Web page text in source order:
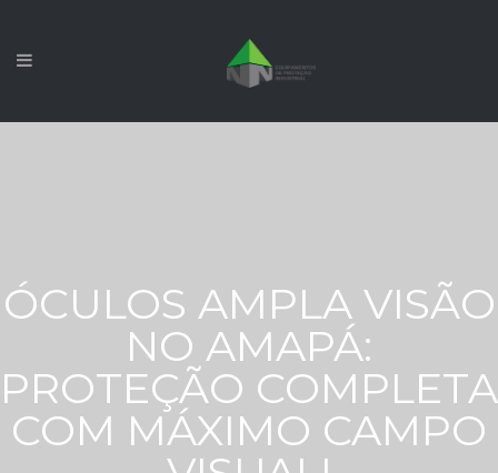
ÓCULOS AMPLA VISÃO
NO AMAPÁ:
PROTEÇÃO COMPLETA
COM MÁXIMO CAMPO